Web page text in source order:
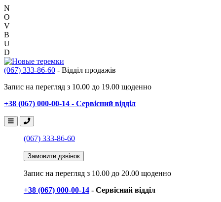
N
O
V
B
U
D
(067) 333-86-60 - Відділ продажів
Запис на перегляд з 10.00 до 19.00 щоденно
+38 (067) 000-00-14 - Сервісний відділ
(067) 333-86-60
Замовити дзвінок
Запис на перегляд з 10.00 до 20.00 щоденно
+38 (067) 000-00-14 - Сервісний відділ